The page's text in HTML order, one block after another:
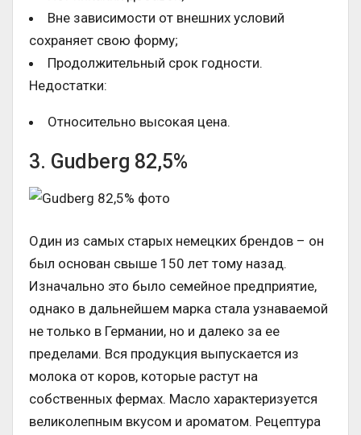
Вне зависимости от внешних условий
сохраняет свою форму;
Продолжительный срок годности.
Недостатки:
Относительно высокая цена.
3. Gudberg 82,5%
Один из самых старых немецких брендов – он
был основан свыше 150 лет тому назад.
Изначально это было семейное предприятие,
однако в дальнейшем марка стала узнаваемой
не только в Германии, но и далеко за ее
пределами. Вся продукция выпускается из
молока от коров, которые растут на
собственных фермах. Масло характеризуется
великолепным вкусом и ароматом. Рецептура